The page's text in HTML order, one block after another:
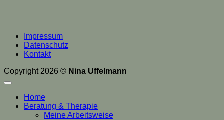
Impressum
Datenschutz
Kontakt
Copyright 2026 © Nina Uffelmann
Home
Beratung & Therapie
Meine Arbeitsweise